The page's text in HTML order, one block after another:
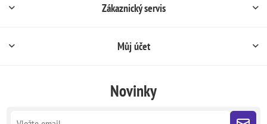
Zákaznický servis
Můj účet
Novinky